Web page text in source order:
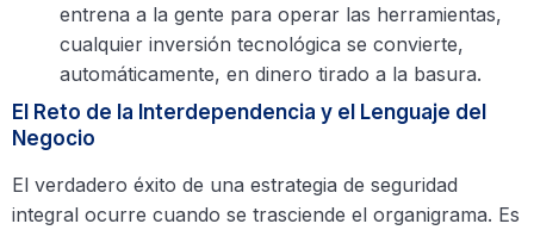
entrena a la gente para operar las herramientas,
cualquier inversión tecnológica se convierte,
automáticamente, en dinero tirado a la basura.
El Reto de la Interdependencia y el Lenguaje del
Negocio
El verdadero éxito de una estrategia de seguridad
integral ocurre cuando se trasciende el organigrama. Es